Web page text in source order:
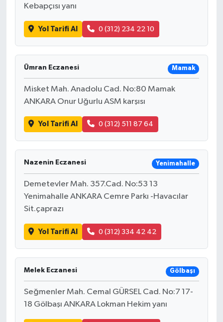
Kebapçısı yanı
Yol Tarifi Al 0 (312) 234 22 10
Ümran Eczanesi Mamak
Misket Mah. Anadolu Cad. No:80 Mamak
ANKARA Onur Uğurlu ASM karşısı
Yol Tarifi Al 0 (312) 511 87 64
Nazenin Eczanesi Yenimahalle
Demetevler Mah. 357.Cad. No:53 13
Yenimahalle ANKARA Cemre Parkı -Havacılar
Sit.çaprazı
Yol Tarifi Al 0 (312) 334 42 42
Melek Eczanesi Gölbaşı
Seğmenler Mah. Cemal GÜRSEL Cad. No:7 17-
18 Gölbaşı ANKARA Lokman Hekim yanı